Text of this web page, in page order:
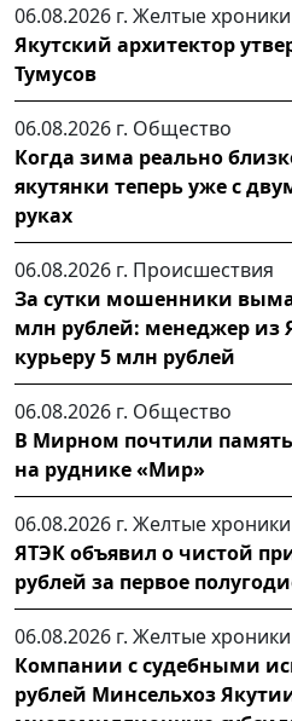
06.08.2026 г. Желтые хроники
Якутский архитектор
Тумусов
06.08.2026 г. Общество
Когда зима реально
якутянки теперь уже с
руках
06.08.2026 г. Происшествия
За сутки мошенники
млн рублей: менеджер из
курьеру 5 млн рублей
06.08.2026 г. Общество
В Мирном почтили
на руднике «Мир»
06.08.2026 г. Желтые хроники
ЯТЭК объявил о чистой
рублей за первое
06.08.2026 г. Желтые хроники
Компании с судебными
рублей Минсельхоз